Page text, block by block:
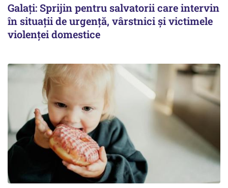
Galați: Sprijin pentru salvatorii care intervin
în situații de urgență, vârstnici și victimele
violenței domestice